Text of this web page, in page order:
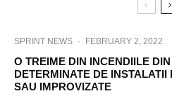
SPRINT NEWS · FEBRUARY 2, 2022
O TREIME DIN INCENDIILE
DETERMINATE DE
SAU IMPROVIZATE